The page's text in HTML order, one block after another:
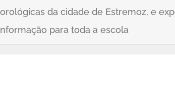
da cidade de Estremoz, e
para toda a escola